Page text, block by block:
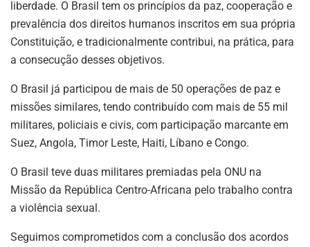
liberdade. O Brasil tem os princípios da paz, cooperação e
prevalência dos direitos humanos inscritos em sua própria
Constituição, e tradicionalmente contribui, na prática, para
a consecução desses objetivos.
O Brasil já participou de mais de 50 operações de paz e
missões similares, tendo contribuído com mais de 55 mil
militares, policiais e civis, com participação marcante em
Suez, Angola, Timor Leste, Haiti, Líbano e Congo.
O Brasil teve duas militares premiadas pela ONU na
Missão da República Centro-Africana pelo trabalho contra
a violência sexual.
Seguimos comprometidos com a conclusão dos acordos